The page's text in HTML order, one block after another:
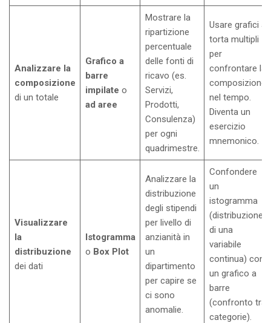
Analizzare la
composizione
di un totale
Grafico a
barre
impilate o
ad aree
Mostrare la
ripartizione
percentuale
delle fonti di
ricavo (es.
Servizi,
Prodotti,
Consulenza)
per ogni
quadrimestre.
Usare grafici a
torta multipli
per
confrontare la
composizione
nel tempo.
Diventa un
esercizio
mnemonico.
Visualizzare
la
distribuzione
dei dati
Istogramma
o Box Plot
Analizzare la
distribuzione
degli stipendi
per livello di
anzianità in
un
dipartimento
per capire se
ci sono
anomalie.
Confondere
un
istogramma
(distribuzione
di una
variabile
continua) con
un grafico a
barre
(confronto tra
categorie).